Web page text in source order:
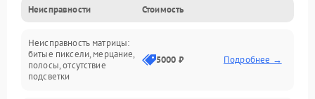
Устройства
Программные ошибки
Электрические и системные сбои
Неисправности Стоимость
Неисправность матрицы:
битые пиксели, мерцание,
полосы, отсутствие
подсветки
5000 ₽ Подробнее →